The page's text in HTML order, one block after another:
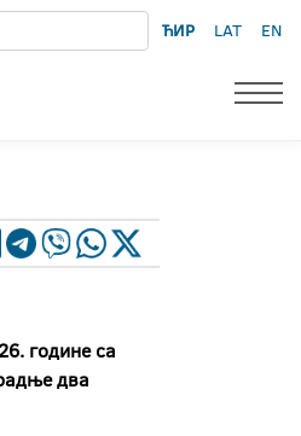
ЋИР LAT EN
године са
два